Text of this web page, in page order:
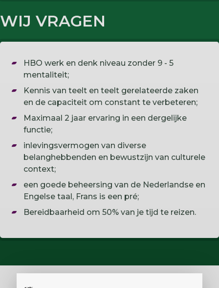
WIJ VRAGEN
HBO werk en denk niveau zonder 9 - 5
mentaliteit;
Kennis van teelt en teelt gerelateerde zaken
en de capaciteit om constant te verbeteren;
Maximaal 2 jaar ervaring in een dergelijke
functie;
inlevingsvermogen van diverse
belanghebbenden en bewustzijn van culturele
context;
een goede beheersing van de Nederlandse en
Engelse taal, Frans is een pré;
Bereidbaarheid om 50% van je tijd te reizen.